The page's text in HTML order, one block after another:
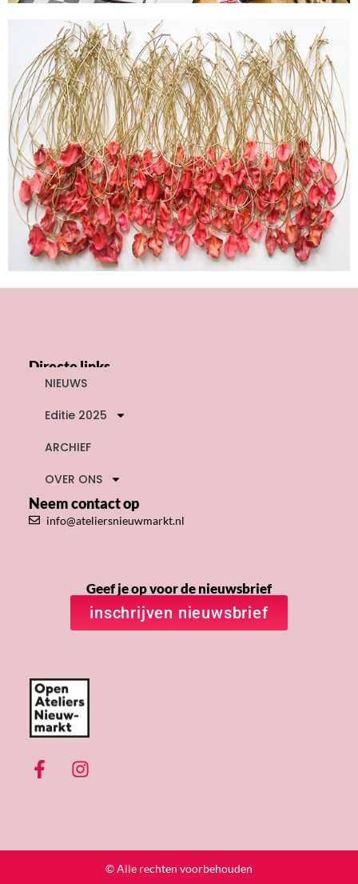
Directe links
NIEUWS
Editie 2025
ARCHIEF
OVER ONS
Neem contact op
info@ateliersnieuwmarkt.nl
Geef je op voor de nieuwsbrief
inschrijven nieuwsbrief
© Alle rechten voorbehouden